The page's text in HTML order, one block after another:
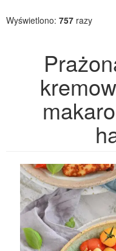
Wyświetlono: 757 razy